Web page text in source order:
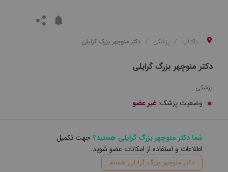
داکتاپ پزشکی دکتر منوچهر بزرگ گرایلی
دکتر منوچهر بزرگ گرایلی
پزشکی
وضعیت پزشک: غیر عضو
شما دکتر منوچهر بزرگ گرایلی هستید؟جهت تکمیل
اطلاعات و استفاده از امکانات عضو شوید.
دکتر منوچهر بزرگ گرایلی هستم